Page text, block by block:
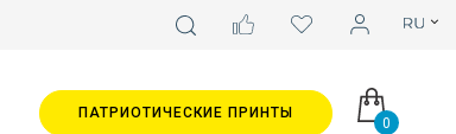
0
ПАТРИОТИЧЕСКИЕ ПРИНТЫ